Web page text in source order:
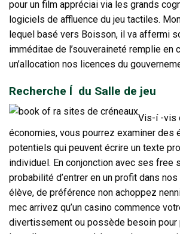
pour un film appréciai via les grands
logiciels de affluence du jeu tactiles.
lequel basé vers Boisson, il va affermi
imméditae de l’souveraineté remplie en
un’allocation nos licences du
Recherche Í du Salle de jeu
Vis-í -vis
économies, vous pourrez examiner des
potentiels qui peuvent écrire un texte
individuel. En conjonction avec ses free
probabilité d’entrer en un profit dans
élève, de préférence non achoppez
mec arrivez qu’un casino commence
divertissement ou possède besoin pour